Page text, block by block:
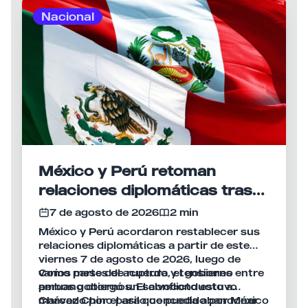
Nacional
México y Perú retoman
relaciones diplomáticas tras
meses de tensión
7 de agosto de 2026
2 min
México y Perú acordaron restablecer sus
relaciones diplomáticas a partir de este
viernes 7 de agosto de 2026, luego de
varios meses de ruptura y tensiones entre
ambos gobiernos. El conflicto estuvo
marcado por el asilo concedido por México
Como parte del acuerdo, el gobierno
peruano otorgó un salvoconducto a
Chávez Chino para que pueda abandonar